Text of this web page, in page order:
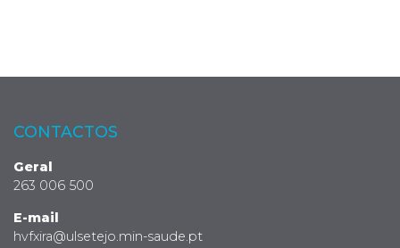
CONTACTOS
Geral
263 006 500
E-mail
hvfxira@ulsetejo.min-saude.pt